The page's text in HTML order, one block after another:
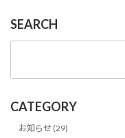
SEARCH
CATEGORY
お知らせ (29)